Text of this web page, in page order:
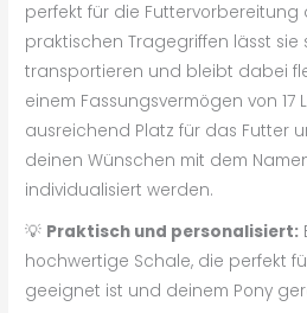
perfekt für die Futtervorbereitung
praktischen Tragegriffen lässt sie
transportieren und bleibt dabei
einem Fassungsvermögen von 17
ausreichend Platz für das Futter
deinen Wünschen mit dem
individualisiert werden.
💡 Praktisch und personalisiert:
hochwertige Schale, die perfekt
geeignet ist und deinem Pony